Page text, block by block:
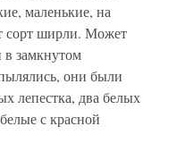
маленькие, на
сорт ширли. Может
в замкнутом
они были
лепестка, два белых
с красной